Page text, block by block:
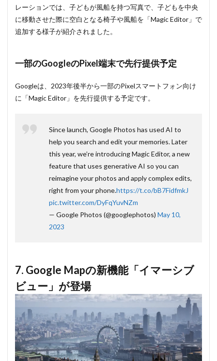
レーションでは、子どもが風船を持つ写真で、子どもを中央
に移動させた際に空白となる椅子や風船を「Magic Editor」で
追加する様子が紹介されました。
一部のGoogleのPixel端末で先行提供予定
Googleは、2023年後半から一部のPixelスマートフォン向け
に「Magic Editor」を先行提供する予定です。
Since launch, Google Photos has used AI to
help you search and edit your memories. Later
this year, we’re introducing Magic Editor, a new
feature that uses generative AI so you can
reimagine your photos and apply complex edits,
right from your phone.https://t.co/bB7FidfmkJ
pic.twitter.com/DyFqYuvNZm
— Google Photos (@googlephotos) May 10,
2023
7. Google Mapの新機能「イマーシブ
ビュー」が登場